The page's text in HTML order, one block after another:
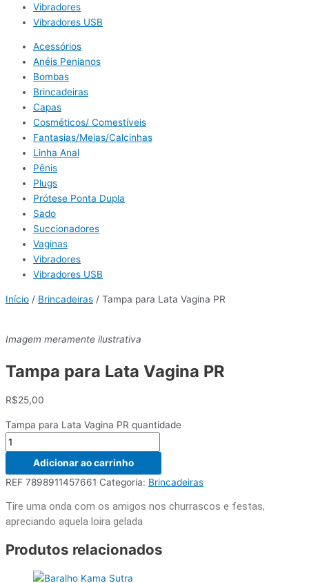
Vibradores
Vibradores USB
Acessórios
Anéis Penianos
Bombas
Brincadeiras
Capas
Cosméticos/ Comestíveis
Fantasias/Meias/Calcinhas
Linha Anal
Pênis
Plugs
Prótese Ponta Dupla
Sado
Succionadores
Vaginas
Vibradores
Vibradores USB
Início / Brincadeiras / Tampa para Lata Vagina PR
Imagem meramente ilustrativa
Tampa para Lata Vagina PR
R$25,00
Tampa para Lata Vagina PR quantidade
Adicionar ao carrinho
REF 7898911457661 Categoria: Brincadeiras
Tire uma onda com os amigos nos churrascos e festas,
apreciando aquela loira gelada
Produtos relacionados